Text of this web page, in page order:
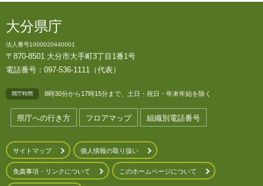
大分県庁
法人番号1000020440001
〒870-8501 大分市大手町3丁目1番1号
電話番号：097-536-1111（代表）
開庁時間 8時30分から17時15分まで、土日・祝日・年末年始を除く
県庁への行き方 フロアマップ 組織別電話番号
サイトマップ 個人情報の取り扱い
免責事項・リンクについて このホームページについて